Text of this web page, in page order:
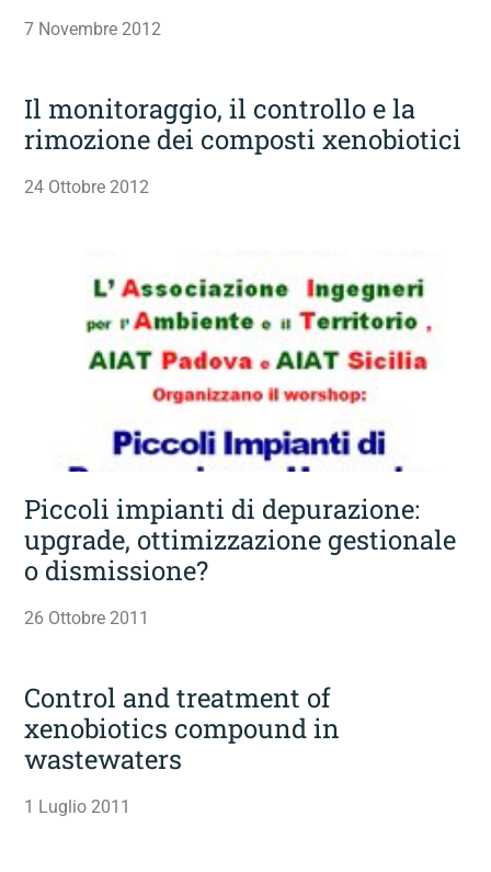
7 Novembre 2012
Il monitoraggio, il controllo e la
rimozione dei composti xenobiotici
24 Ottobre 2012
Piccoli impianti di depurazione:
upgrade, ottimizzazione gestionale
o dismissione?
26 Ottobre 2011
Control and treatment of
xenobiotics compound in
wastewaters
1 Luglio 2011